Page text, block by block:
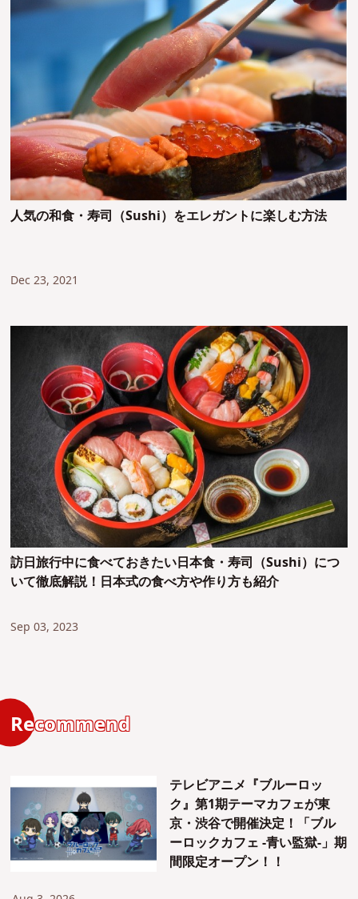
人気の和食・寿司（Sushi）をエレガントに楽しむ方法
Dec 23, 2021
訪日旅行中に食べておきたい日本食・寿司（Sushi）につ
いて徹底解説！日本式の食べ方や作り方も紹介
Sep 03, 2023
Recommend
テレビアニメ『ブルーロッ
ク』第1期テーマカフェが東
京・渋谷で開催決定！「ブル
ーロックカフェ -青い監獄-」期
間限定オープン！！